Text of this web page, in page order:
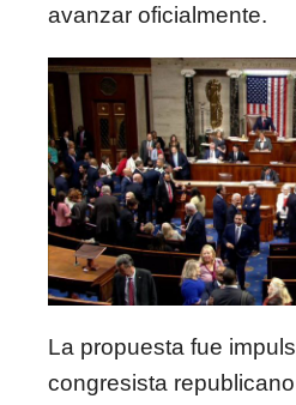
avanzar oficialmente.
La propuesta fue
congresista republicano